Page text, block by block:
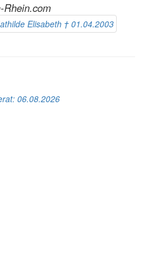
Rhein.com
: 06.08.2026